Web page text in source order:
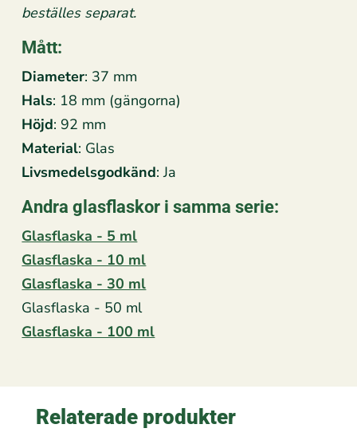
beställes separat.
Mått:
Diameter: 37 mm
Hals: 18 mm (gängorna)
Höjd: 92 mm
Material: Glas
Livsmedelsgodkänd: Ja
Andra glasflaskor i samma serie:
Glasflaska - 5 ml
Glasflaska - 10 ml
Glasflaska - 30 ml
Glasflaska - 50 ml
Glasflaska - 100 ml
Relaterade produkter